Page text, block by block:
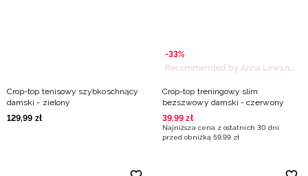
Crop-top tenisowy szybkoschnący
damski - zielony
129,99 zł
-33%
Recommended by Anna Lewandowska
Crop-top treningowy slim
bezszwowy damski - czerwony
39,99 zł
Najniższa cena z ostatnich 30 dni
przed obniżką 59,99 zł